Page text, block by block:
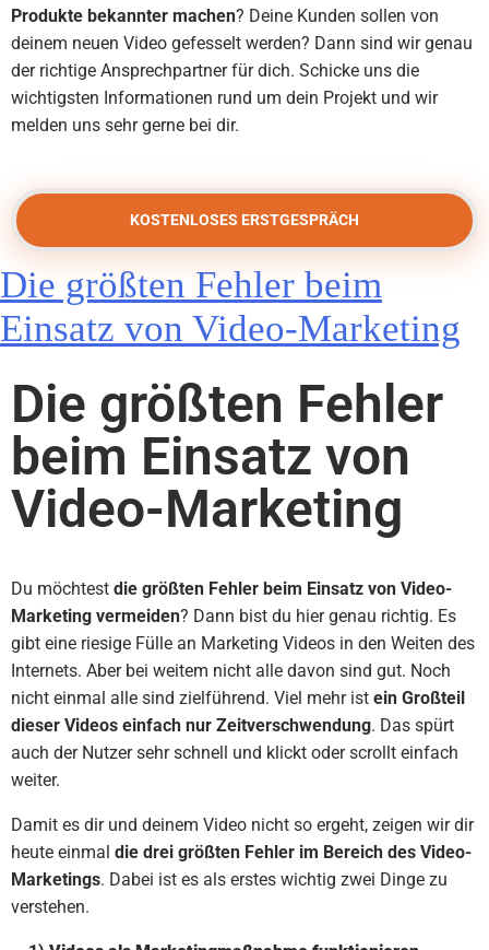
Produkte bekannter machen? Deine Kunden sollen von
deinem neuen Video gefesselt werden? Dann sind wir genau
der richtige Ansprechpartner für dich. Schicke uns die
wichtigsten Informationen rund um dein Projekt und wir
melden uns sehr gerne bei dir.
KOSTENLOSES ERSTGESPRÄCH
Die größten Fehler beim
Einsatz von Video-Marketing
Die größten Fehler
beim Einsatz von
Video-Marketing
Du möchtest die größten Fehler beim Einsatz von Video-
Marketing vermeiden? Dann bist du hier genau richtig. Es
gibt eine riesige Fülle an Marketing Videos in den Weiten des
Internets. Aber bei weitem nicht alle davon sind gut. Noch
nicht einmal alle sind zielführend. Viel mehr ist ein Großteil
dieser Videos einfach nur Zeitverschwendung. Das spürt
auch der Nutzer sehr schnell und klickt oder scrollt einfach
weiter.
Damit es dir und deinem Video nicht so ergeht, zeigen wir dir
heute einmal die drei größten Fehler im Bereich des Video-
Marketings. Dabei ist es als erstes wichtig zwei Dinge zu
verstehen.